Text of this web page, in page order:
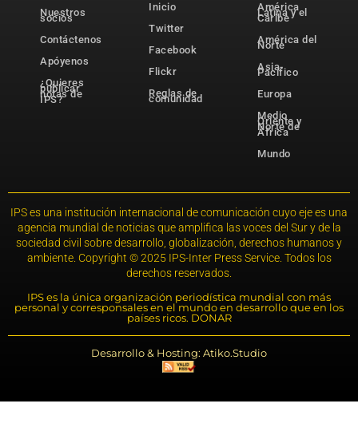
Nuestros
socios
Contáctenos
Apóyenos
¿Quieres
publicar
notas de
IPS?
Inicio
Twitter
Facebook
Flickr
Reglas de
comunidad
América
Latina y el
Caribe
América del
Norte
Asia-
Pacífico
Europa
Medio
Oriente y
Norte de
África
Mundo
IPS es una institución internacional de comunicación cuyo eje es una
agencia mundial de noticias que amplifica las voces del Sur y de la
sociedad civil sobre desarrollo, globalización, derechos humanos y
ambiente. Copyright © 2025 IPS-Inter Press Service. Todos los
derechos reservados.
IPS es la única organización periodística mundial con más
personal y corresponsales en el mundo en desarrollo que en los
países ricos. DONAR
Desarrollo & Hosting: Atiko.Studio